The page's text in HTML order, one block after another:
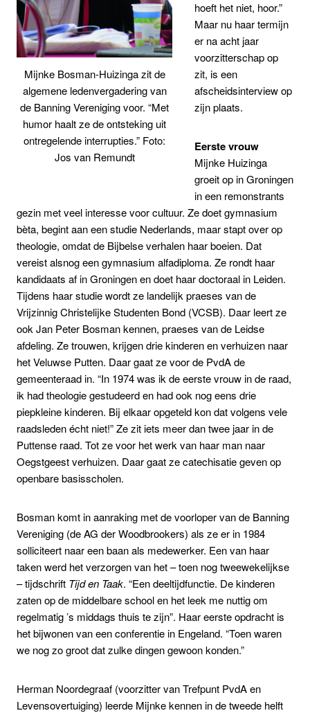
Mijnke Bosman-Huizinga zit de
algemene ledenvergadering van
de Banning Vereniging voor. “Met
humor haalt ze de ontsteking uit
ontregelende interrupties.” Foto:
Jos van Remundt
hoeft het niet, hoor.”
Maar nu haar termijn
er na acht jaar
voorzitterschap op
zit, is een
afscheidsinterview op
zijn plaats.
Eerste vrouw
Mijnke Huizinga
groeit op in Groningen
in een remonstrants
gezin met veel interesse voor cultuur. Ze doet gymnasium
bèta, begint aan een studie Nederlands, maar stapt over op
theologie, omdat de Bijbelse verhalen haar boeien. Dat
vereist alsnog een gymnasium alfadiploma. Ze rondt haar
kandidaats af in Groningen en doet haar doctoraal in Leiden.
Tijdens haar studie wordt ze landelijk praeses van de
Vrijzinnig Christelijke Studenten Bond (VCSB). Daar leert ze
ook Jan Peter Bosman kennen, praeses van de Leidse
afdeling. Ze trouwen, krijgen drie kinderen en verhuizen naar
het Veluwse Putten. Daar gaat ze voor de PvdA de
gemeenteraad in. “In 1974 was ik de eerste vrouw in de raad,
ik had theologie gestudeerd en had ook nog eens drie
piepkleine kinderen. Bij elkaar opgeteld kon dat volgens vele
raadsleden écht niet!” Ze zit iets meer dan twee jaar in de
Puttense raad. Tot ze voor het werk van haar man naar
Oegstgeest verhuizen. Daar gaat ze catechisatie geven op
openbare basisscholen.
Bosman komt in aanraking met de voorloper van de Banning
Vereniging (de AG der Woodbrookers) als ze er in 1984
solliciteert naar een baan als medewerker. Een van haar
taken werd het verzorgen van het – toen nog tweewekelijkse
– tijdschrift Tijd en Taak. “Een deeltijdfunctie. De kinderen
zaten op de middelbare school en het leek me nuttig om
regelmatig ’s middags thuis te zijn”. Haar eerste opdracht is
het bijwonen van een conferentie in Engeland. “Toen waren
we nog zo groot dat zulke dingen gewoon konden.”
Herman Noordegraaf (voorzitter van Trefpunt PvdA en
Levensovertuiging) leerde Mijnke kennen in de tweede helft